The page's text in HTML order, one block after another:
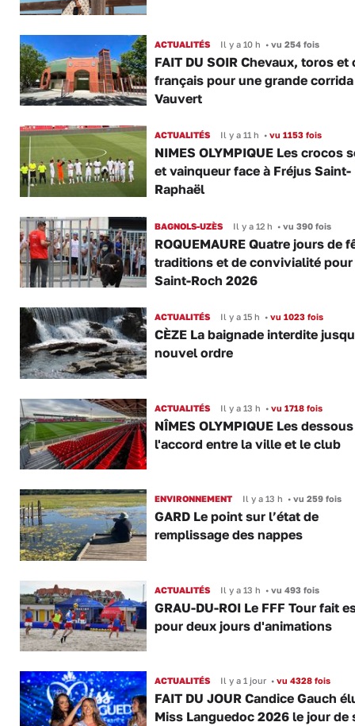
ACTUALITÉS Il y a 10 h •vu 254 fois
FAIT DU SOIR Chevaux, toros et
français pour une grande corrida
Vauvert
ACTUALITÉS Il y a 11 h •vu 1153 fois
NIMES OLYMPIQUE Les crocos
et vainqueur face à Fréjus Saint-
Raphaël
BAGNOLS-UZÈS Il y a 12 h •vu 390 fois
ROQUEMAURE Quatre jours de
traditions et de convivialité pour
Saint-Roch 2026
ACTUALITÉS Il y a 15 h •vu 1023 fois
CÈZE La baignade interdite
nouvel ordre
ACTUALITÉS Il y a 13 h •vu 1718 fois
NÎMES OLYMPIQUE Les
l'accord entre la ville et le club
ENVIRONNEMENT Il y a 13 h •vu 259 fois
GARD Le point sur l’état de
remplissage des nappes
ACTUALITÉS Il y a 13 h •vu 493 fois
GRAU-DU-ROI Le FFF Tour fait
pour deux jours d'animations
ACTUALITÉS Il y a 1 jour •vu 4328 fois
FAIT DU JOUR Candice Gauch
Miss Languedoc 2026 le jour de